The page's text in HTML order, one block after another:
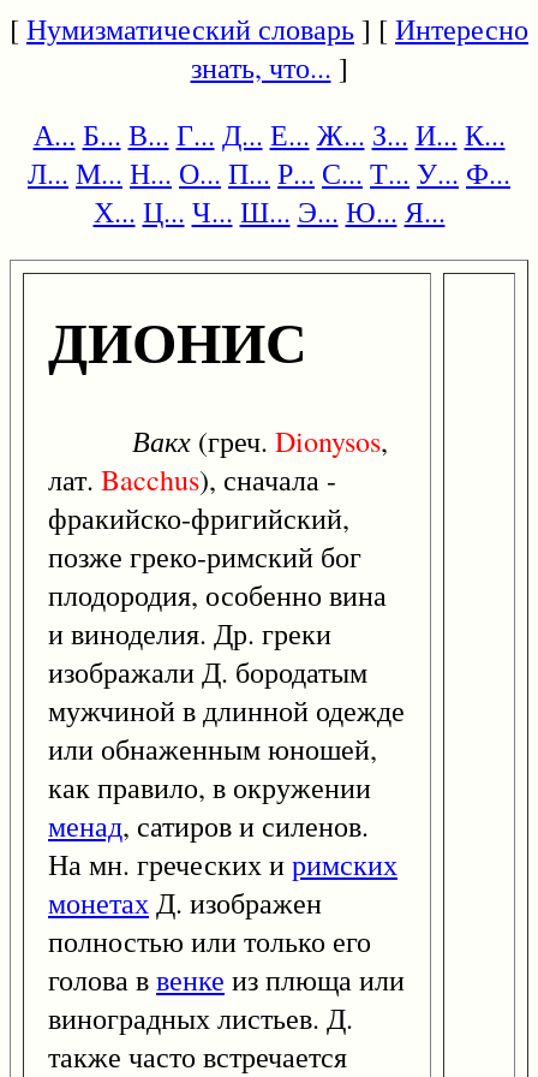
[Нумизматический словарь] [Интересно
знать, что... ]
А... Б... В... Г... Д... Е... Ж... З... И... К...
Л... М... Н... О... П... Р... С... Т... У... Ф...
Х... Ц... Ч... Ш... Э... Ю... Я...
ДИОНИС
Вакх (греч. Dionysos,
лат. Bacchus), сначала -
фракийско-фригийский,
позже греко-римский бог
плодородия, особенно вина
и виноделия. Др. греки
изображали Д. бородатым
мужчиной в длинной одежде
или обнаженным юношей,
как правило, в окружении
менад, сатиров и силенов.
На мн. греческих иримских
монетахД. изображен
полностью или только его
голова ввенке из плюща или
виноградных листьев. Д.
также часто встречается